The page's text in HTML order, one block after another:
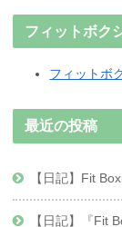
フィットボク
フィットボ
最近の投稿
【日記】Fit
【日記】『Fit